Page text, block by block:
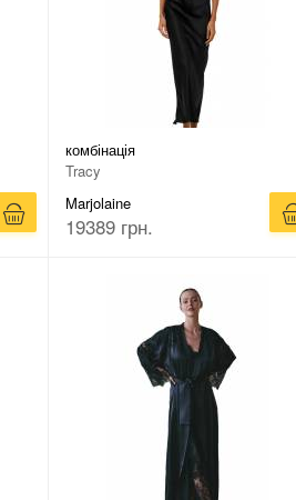
комбінація
Tracy
Marjolaine
19389 грн.